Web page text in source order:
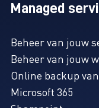
Managed
Beheer van jouw
Beheer van jouw
Online backup
Microsoft 365